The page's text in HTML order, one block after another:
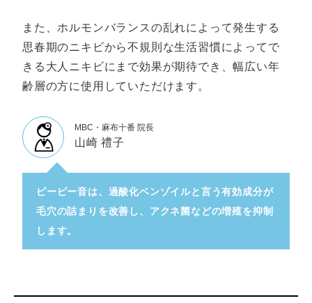
また、ホルモンバランスの乱れによって発生する
思春期のニキビから不規則な生活習慣によってで
きる大人ニキビにまで効果が期待でき、幅広い年
齢層の方に使用していただけます。
MBC・麻布十番 院長
山崎 禮子
ピーピー音は、過酸化ベンゾイルと言う有効成分が
毛穴の詰まりを改善し、アクネ菌などの増殖を抑制
します。